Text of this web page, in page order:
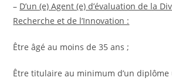
– D’un (e) Agent (e) d’évaluation de la
Recherche et de l’Innovation :
Être âgé au moins de 35 ans ;
Être titulaire au minimum d’un